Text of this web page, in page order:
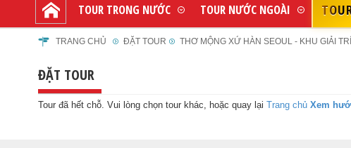
TOUR TRONG NƯỚC TOUR NƯỚC NGOÀI
TRANG CHỦ ĐẶT TOUR THƠ MỘNG XỨ HÀN SEOUL - KHU GIẢI
ĐẶT TOUR
Tour đã hết chỗ. Vui lòng chọn tour khác, hoặc quay lại Trang chủ Xem